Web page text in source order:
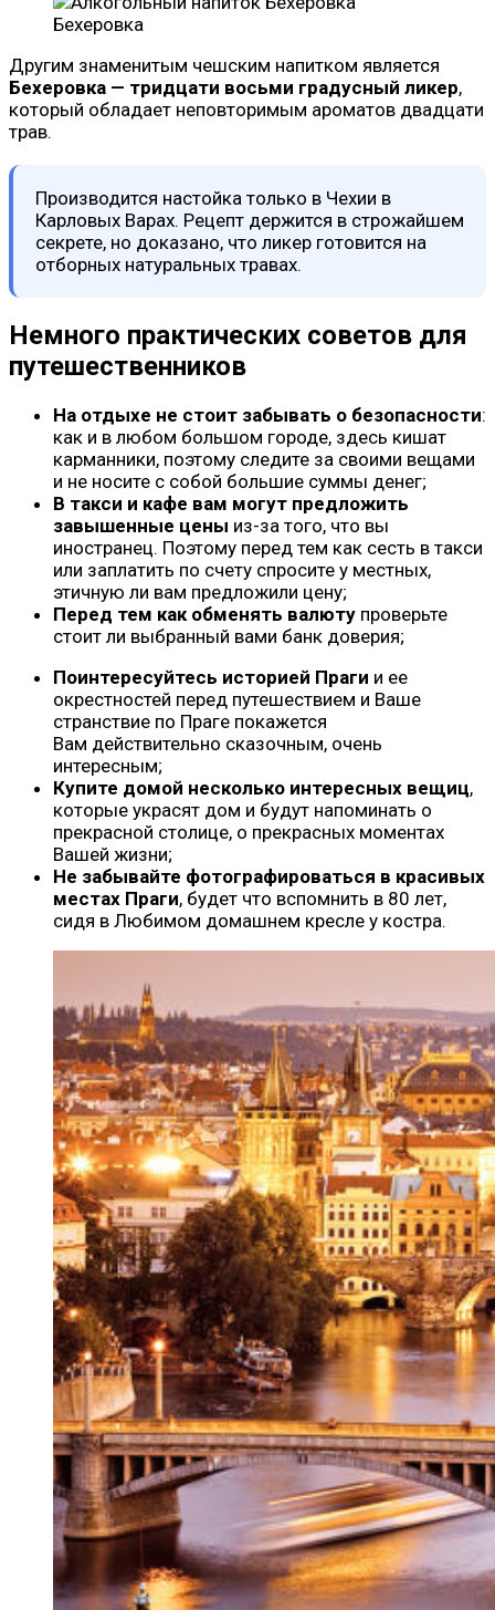
Бехеровка
Другим знаменитым чешским напитком является
Бехеровка — тридцати восьми градусный ликер,
который обладает неповторимым ароматов двадцати
трав.
Производится настойка только в Чехии в
Карловых Варах. Рецепт держится в строжайшем
секрете, но доказано, что ликер готовится на
отборных натуральных травах.
Немного практических советов для
путешественников
На отдыхе не стоит забывать о безопасности:
как и в любом большом городе, здесь кишат
карманники, поэтому следите за своими вещами
и не носите с собой большие суммы денег;
В такси и кафе вам могут предложить
завышенные цены из-за того, что вы
иностранец. Поэтому перед тем как сесть в такси
или заплатить по счету спросите у местных,
этичную ли вам предложили цену;
Перед тем как обменять валюту проверьте
стоит ли выбранный вами банк доверия;
Поинтересуйтесь историей Праги и ее
окрестностей перед путешествием и Ваше
странствие по Праге покажется
Вам действительно сказочным, очень
интересным;
Купите домой несколько интересных вещиц,
которые украсят дом и будут напоминать о
прекрасной столице, о прекрасных моментах
Вашей жизни;
Не забывайте фотографироваться в красивых
местах Праги, будет что вспомнить в 80 лет,
сидя в Любимом домашнем кресле у костра.